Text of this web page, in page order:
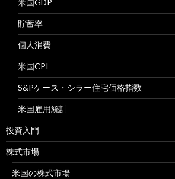
米国GDP
貯蓄率
個人消費
米国CPI
S&Pケース・シラー住宅価格指数
米国雇用統計
投資入門
株式市場
米国の株式市場